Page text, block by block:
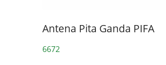
Antena Pita Ganda PIFA
6672